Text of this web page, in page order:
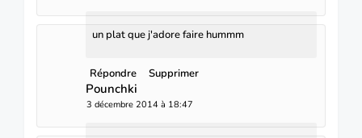
un plat que j'adore faire hummm
Répondre Supprimer
Pounchki
3 décembre 2014 à 18:47